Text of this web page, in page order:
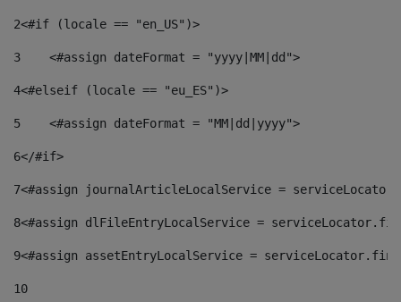
2<#if (locale == "en_US")>
3
    <#assign dateFormat = "yyyy|MM|dd">
4<#elseif (locale == "eu_ES")>
5
    <#assign dateFormat = "MM|dd|yyyy">
6</#if>
7<#assign journalArticleLocalService =
8<#assign dlFileEntryLocalService =
9<#assign assetEntryLocalService =
10